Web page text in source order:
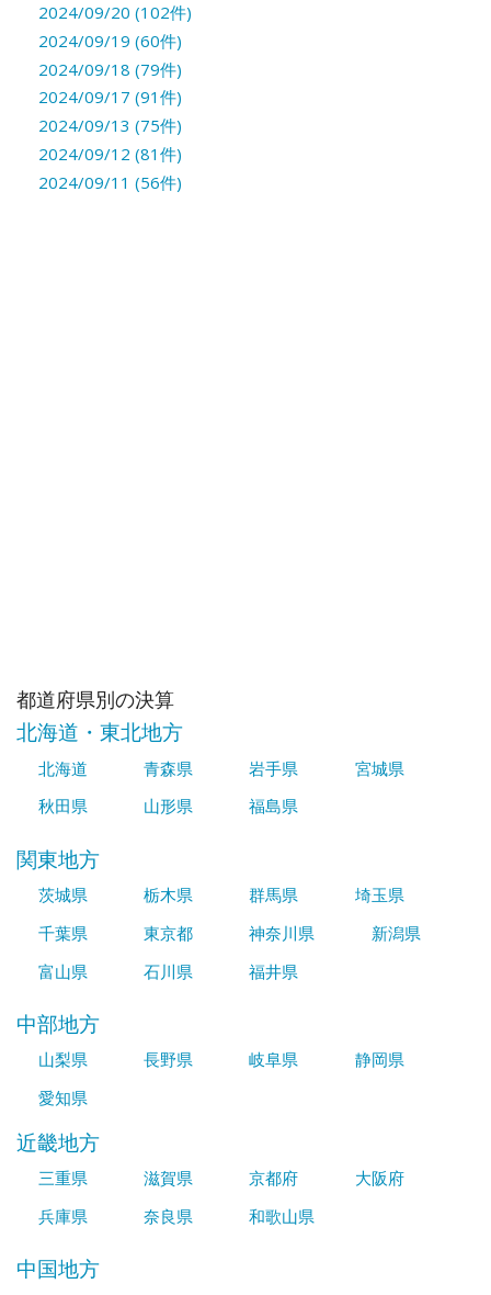
2024/09/20 (102件)
2024/09/19 (60件)
2024/09/18 (79件)
2024/09/17 (91件)
2024/09/13 (75件)
2024/09/12 (81件)
2024/09/11 (56件)
都道府県別の決算
北海道・東北地方
北海道 青森県 岩手県
宮城県
秋田県
山形県 福島県
関東地方
茨城県 栃木県 群馬県
埼玉県
千葉県
東京都 神奈川県
新潟県
富山県
石川県 福井県
中部地方
山梨県 長野県 岐阜県
静岡県
愛知県
近畿地方
三重県 滋賀県 京都府
大阪府
兵庫県
奈良県 和歌山県
中国地方